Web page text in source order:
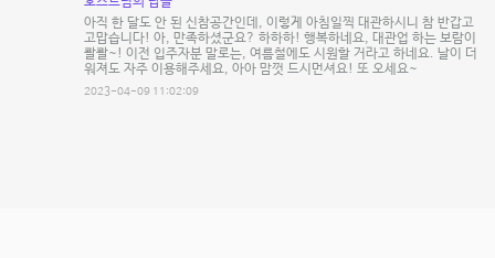
아직 한 달도 안 된 신참공간인데, 이렇게 아침일찍 대관하시니 참 반갑고
고맙습니다! 아, 만족하셨군요? 하하하! 행복하네요, 대관업 하는 보람이
콸콸~! 이전 입주자분 말로는, 여름철에도 시원할 거라고 하네요. 날이 더
워져도 자주 이용해주세요, 아아 맘껏 드시먼셔요! 또 오세요~
2023-04-09 11:02:09